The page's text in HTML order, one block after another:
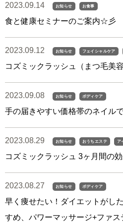
2023.09.14 お知らせ お食事
食と健康セミナーのご案内☆彡
2023.09.12 お知らせ フェイシャルケア
コズミックラッシュ（まつ毛美
2023.09.08 お知らせ ボディケア
手の届きやすい価格帯のネイルで
2023.08.29 お知らせ おうちエステ ア
コズミックラッシュ 3ヶ月間の効
2023.08.27 お知らせ ボディケア
早く痩せたい！ダイエットがし
すめ、パワーマッサージ+ファス